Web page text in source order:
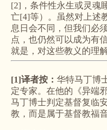
[2]，条件性永生或灵魂
亡[4]等）。虽然对上述
息日会不同，但我们必
点，也仍然可以成为有
就是，对这些教义的理
[1]译者按：华特马丁博
定专家。在他的《异端
马丁博士判定基督复临
教，而是属于基督教福